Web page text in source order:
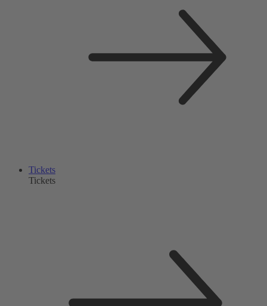
Tickets
Tickets